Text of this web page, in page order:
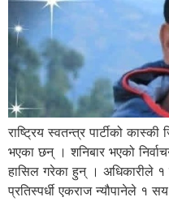
राष्ट्रिय स्वतन्त्र पार्टीको
भएका छन् । शनिबार भएको
हासिल गरेका हुन् । अधिकारीले
प्रतिस्पर्धी एकराज न्यौपानेले १